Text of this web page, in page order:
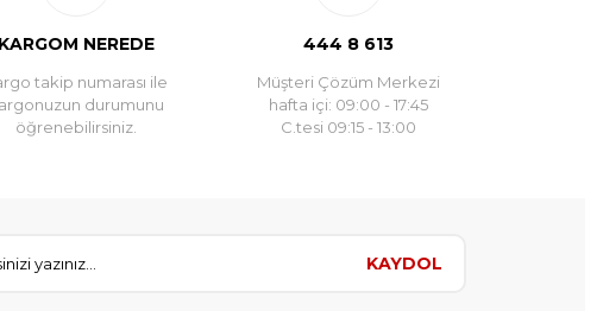
KARGOM NEREDE
takip numarası ile
durumunu
öğrenebilirsiniz.
444 8 613
Müşteri Çözüm Merkezi
hafta içi: 09:00 - 17:45
C.tesi 09:15 - 13:00
KAYDOL